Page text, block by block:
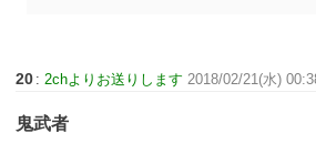
20 : 2chよりお送りします 2018/02/21(水)
鬼武者